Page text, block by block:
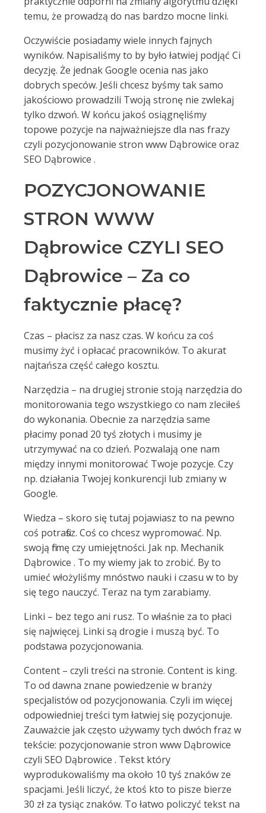
temu, że prowadzą do nas bardzo mocne linki.
Oczywiście posiadamy wiele innych fajnych
wyników. Napisaliśmy to by było łatwiej podjąć Ci
decyzję. Że jednak Google ocenia nas jako
dobrych speców. Jeśli chcesz byśmy tak samo
jakościowo prowadzili Twoją stronę nie zwlekaj
tylko dzwoń. W końcu jakoś osiągnęliśmy
topowe pozycje na najważniejsze dla nas frazy
czyli pozycjonowanie stron www Dąbrowice oraz
SEO Dąbrowice .
POZYCJONOWANIE
STRON WWW
Dąbrowice CZYLI SEO
Dąbrowice – Za co
faktycznie płacę?
Czas – płacisz za nasz czas. W końcu za coś
musimy żyć i opłacać pracowników. To akurat
najtańsza część całego kosztu.
Narzędzia – na drugiej stronie stoją narzędzia do
monitorowania tego wszystkiego co nam zleciłeś
do wykonania. Obecnie za narzędzia same
płacimy ponad 20 tyś złotych i musimy je
utrzymywać na co dzień. Pozwalają one nam
między innymi monitorować Twoje pozycje. Czy
np. działania Twojej konkurencji lub zmiany w
Google.
Wiedza – skoro się tutaj pojawiasz to na pewno
coś potrafisz. Coś co chcesz wypromować. Np.
swoją firmę czy umiejętności. Jak np. Mechanik
Dąbrowice . To my wiemy jak to zrobić. By to
umieć włożyliśmy mnóstwo nauki i czasu w to by
się tego nauczyć. Teraz na tym zarabiamy.
Linki – bez tego ani rusz. To właśnie za to płaci
się najwięcej. Linki są drogie i muszą być. To
podstawa pozycjonowania.
Content – czyli treści na stronie. Content is king.
To od dawna znane powiedzenie w branży
specjalistów od pozycjonowania. Czyli im więcej
odpowiedniej treści tym łatwiej się pozycjonuje.
Zauważcie jak często używamy tych dwóch fraz w
tekście: pozycjonowanie stron www Dąbrowice
czyli SEO Dąbrowice . Tekst który
wyprodukowaliśmy ma około 10 tyś znaków ze
spacjami. Jeśli liczyć, że ktoś kto to pisze bierze
30 zł za tysiąc znaków. To łatwo policzyć tekst na